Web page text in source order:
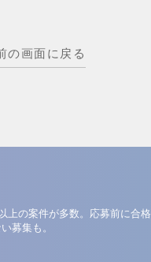
の画面に戻る
の案件が多数。応募前に合
募集も。